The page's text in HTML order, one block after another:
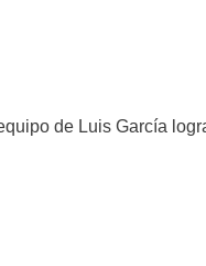
de Luis García